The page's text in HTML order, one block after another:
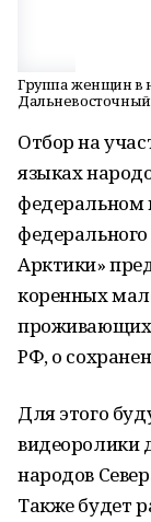
Группа женщин в
Дальневосточный
Отбор на
языках
федеральном
Арктики»
коренных
проживающих
РФ, о
Для этого
видеоролики
народов
Также будет